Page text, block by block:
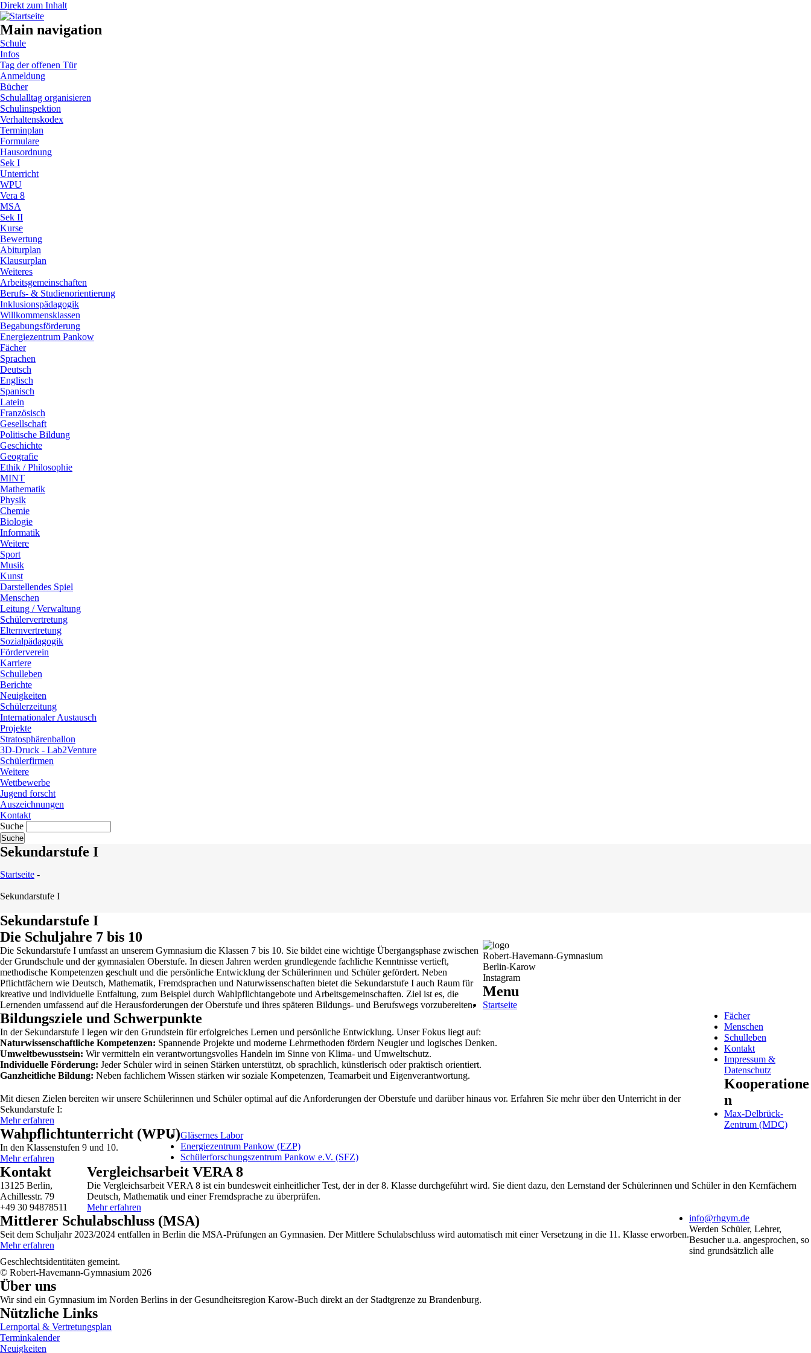
Direkt zum Inhalt
Main navigation
Schule
Infos
Tag der offenen Tür
Anmeldung
Bücher
Schulalltag organisieren
Schulinspektion
Verhaltenskodex
Terminplan
Formulare
Hausordnung
Sek I
Unterricht
WPU
Vera 8
MSA
Sek II
Kurse
Bewertung
Abiturplan
Klausurplan
Weiteres
Arbeitsgemeinschaften
Berufs- & Studienorientierung
Inklusionspädagogik
Willkommensklassen
Begabungsförderung
Energiezentrum Pankow
Fächer
Sprachen
Deutsch
Englisch
Spanisch
Latein
Französisch
Gesellschaft
Politische Bildung
Geschichte
Geografie
Ethik / Philosophie
MINT
Mathematik
Physik
Chemie
Biologie
Informatik
Weitere
Sport
Musik
Kunst
Darstellendes Spiel
Menschen
Leitung / Verwaltung
Schülervertretung
Elternvertretung
Sozialpädagogik
Förderverein
Karriere
Schulleben
Berichte
Neuigkeiten
Schülerzeitung
Internationaler Austausch
Projekte
Stratosphärenballon
3D-Druck - Lab2Venture
Schülerfirmen
Weitere
Wettbewerbe
Jugend forscht
Auszeichnungen
Kontakt
Suche
Sekundarstufe I
Startseite -
Sekundarstufe I
Sekundarstufe I
Die Schuljahre 7 bis 10
Die Sekundarstufe I umfasst an unserem Gymnasium die Klassen 7 bis 10. Sie bildet eine wichtige Übergangsphase zwischen
der Grundschule und der gymnasialen Oberstufe. In diesen Jahren werden grundlegende fachliche Kenntnisse vertieft,
methodische Kompetenzen geschult und die persönliche Entwicklung der Schülerinnen und Schüler gefördert. Neben
Pflichtfächern wie Deutsch, Mathematik, Fremdsprachen und Naturwissenschaften bietet die Sekundarstufe I auch Raum für
kreative und individuelle Entfaltung, zum Beispiel durch Wahlpflichtangebote und Arbeitsgemeinschaften. Ziel ist es, die
Lernenden umfassend auf die Herausforderungen der Oberstufe und ihres späteren Bildungs- und Berufswegs vorzubereiten.
Bildungsziele und Schwerpunkte
In der Sekundarstufe I legen wir den Grundstein für erfolgreiches Lernen und persönliche Entwicklung. Unser Fokus liegt auf:
Naturwissenschaftliche Kompetenzen: Spannende Projekte und moderne Lehrmethoden fördern Neugier und logisches Denken.
Umweltbewusstsein: Wir vermitteln ein verantwortungsvolles Handeln im Sinne von Klima- und Umweltschutz.
Individuelle Förderung: Jeder Schüler wird in seinen Stärken unterstützt, ob sprachlich, künstlerisch oder praktisch orientiert.
Ganzheitliche Bildung: Neben fachlichem Wissen stärken wir soziale Kompetenzen, Teamarbeit und Eigenverantwortung.
Mit diesen Zielen bereiten wir unsere Schülerinnen und Schüler optimal auf die Anforderungen der Oberstufe und darüber hinaus vor. Erfahren Sie mehr über den Unterricht in der
Sekundarstufe I:
Mehr erfahren
Wahpflichtunterricht (WPU)
In den Klassenstufen 9 und 10.
Mehr erfahren
Vergleichsarbeit VERA 8
Die Vergleichsarbeit VERA 8 ist ein bundesweit einheitlicher Test, der in der 8. Klasse durchgeführt wird. Sie dient dazu, den Lernstand der Schülerinnen und Schüler in den Kernfächern
Deutsch, Mathematik und einer Fremdsprache zu überprüfen.
Mehr erfahren
Mittlerer Schulabschluss (MSA)
Seit dem Schuljahr 2023/2024 entfallen in Berlin die MSA-Prüfungen an Gymnasien. Der Mittlere Schulabschluss wird automatisch mit einer Versetzung in die 11. Klasse erworben.
Mehr erfahren
Robert-Havemann-Gymnasium
Berlin-Karow
Instagram
Menu
Startseite
Fächer
Menschen
Schulleben
Kontakt
Impressum &
Datenschutz
Kooperatione
n
Max-Delbrück-
Zentrum (MDC)
Gläsernes Labor
Energiezentrum Pankow (EZP)
Schülerforschungszentrum Pankow e.V. (SFZ)
Kontakt
13125 Berlin,
Achillesstr. 79
+49 30 94878511
info@rhgym.de
Werden Schüler, Lehrer,
Besucher u.a. angesprochen, so
sind grundsätzlich alle
Geschlechtsidentitäten gemeint.
© Robert-Havemann-Gymnasium 2026
Über uns
Wir sind ein Gymnasium im Norden Berlins in der Gesundheitsregion Karow-Buch direkt an der Stadtgrenze zu Brandenburg.
Nützliche Links
Lernportal & Vertretungsplan
Terminkalender
Neuigkeiten